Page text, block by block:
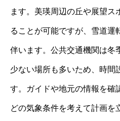
ます。美瑛周辺の丘や展望ス
ることが可能ですが、雪道運
伴います。公共交通機関は冬
少ない場所も多いため、時間
す。ガイドや地元の情報を確
どの気象条件を考えて計画を